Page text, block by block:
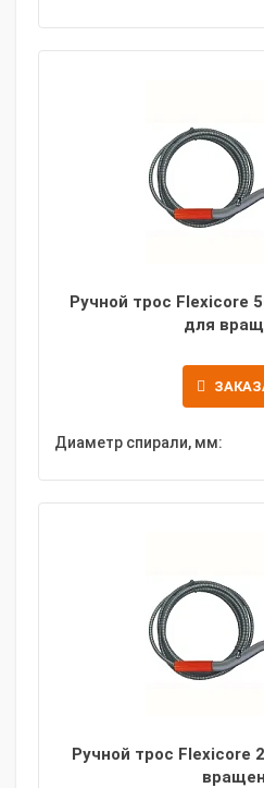
Ручной трос Flexicore
для
Диаметр спирали, мм:
Ручной трос Flexicore